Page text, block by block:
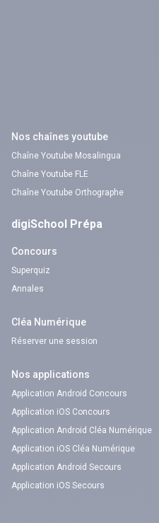
Nos chaînes youtube
Chaîne Youtube Mosalingua
Chaîne Youtube FLE
Chaîne Youtube Orthographe
digiSchool Prépa
Concours
Superquiz
Annales
Cléa Numérique
Réserver une session
Nos applications
Application Android Concours
Application iOS Concours
Application Android Cléa Numérique
Application iOS Cléa Numérique
Application Android Secours
Application iOS Secours